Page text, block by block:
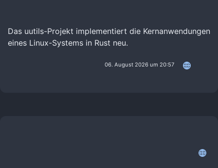
Das uutils-Projekt implementiert die Kernanwendungen
eines Linux-Systems in Rust neu.
06. August 2026 um 20:57